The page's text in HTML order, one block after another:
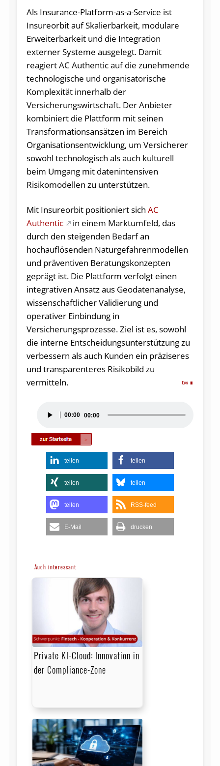
Als Insurance-Platform-as-a-Service ist
Insureorbit auf Skalierbarkeit, modulare
Erweiterbarkeit und die Integration
externer Systeme ausgelegt. Damit
reagiert AC Authentic auf die zunehmende
technologische und organisatorische
Komplexität innerhalb der
Versicherungswirtschaft. Der Anbieter
kombiniert die Plattform mit seinen
Transformationsansätzen im Bereich
Organisationsentwicklung, um Versicherer
sowohl technologisch als auch kulturell
beim Umgang mit datenintensiven
Risikomodellen zu unterstützen.
Mit Insureorbit positioniert sich AC
Authentic
in einem Marktumfeld, das
durch den steigenden Bedarf an
hochauflösenden Naturgefahrenmodellen
und präventiven Beratungskonzepten
geprägt ist. Die Plattform verfolgt einen
integrativen Ansatz aus Geodatenanalyse,
wissenschaftlicher Validierung und
operativer Einbindung in
Versicherungsprozesse. Ziel ist es, sowohl
die interne Entscheidungsunterstützung zu
verbessern als auch Kunden ein präziseres
und transparenteres Risikobild zu
vermitteln.
tw
Player
00:00 00:00
teilen teilen
teilen teilen
teilen RSS-feed
E-Mail drucken
Auch interessant
Private KI-Cloud: Innovation in
der Compliance-Zone